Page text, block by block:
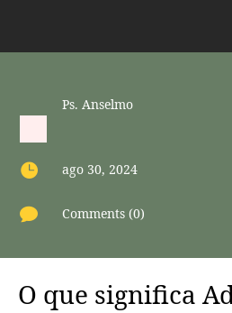
Ps. Anselmo
 ago 30, 2024
 Comments (0)
O que significa